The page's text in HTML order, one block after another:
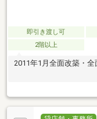
即引き渡し可
2階以上
2011年1月全面改築・全